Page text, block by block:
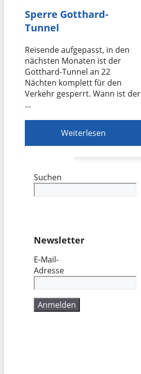
Sperre Gotthard-
Tunnel
Reisende aufgepasst, in den
nächsten Monaten ist der
Gotthard-Tunnel an 22
Nächten komplett für den
Verkehr gesperrt. Wann ist der
…
Weiterlesen
Suchen
Newsletter
E-Mail-
Adresse